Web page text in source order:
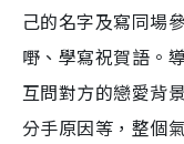
己的名字及寫同場
嘢、學寫祝賀語。
互問對方的戀愛背
分手原因等，整個